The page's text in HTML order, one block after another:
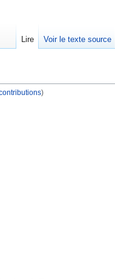
)
Lire Voir le texte source